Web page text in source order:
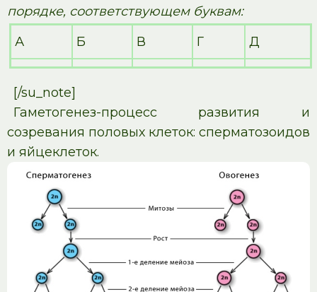
порядке, соответствующем буквам:
А
Б В Г Д
[/su_note]
Гаметогенез-процесс развития и
созревания половых клеток: сперматозоидов
и яйцеклеток.